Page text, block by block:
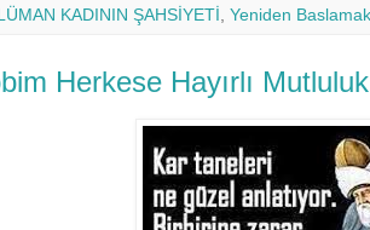
KADININ ŞAHSİYETİ Yeniden
Herkese Hayırlı